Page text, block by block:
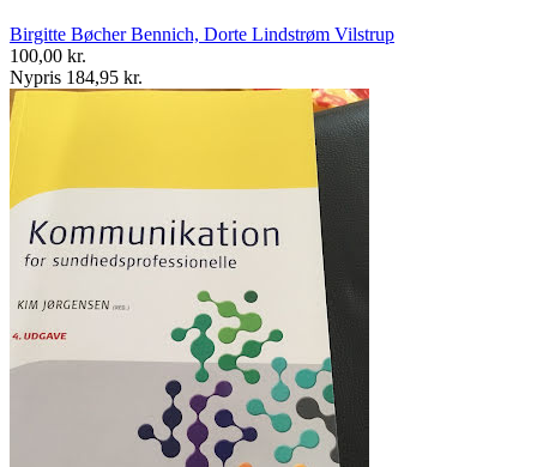
Birgitte Bøcher Bennich, Dorte Lindstrøm Vilstrup
100,00 kr.
Nypris 184,95 kr.